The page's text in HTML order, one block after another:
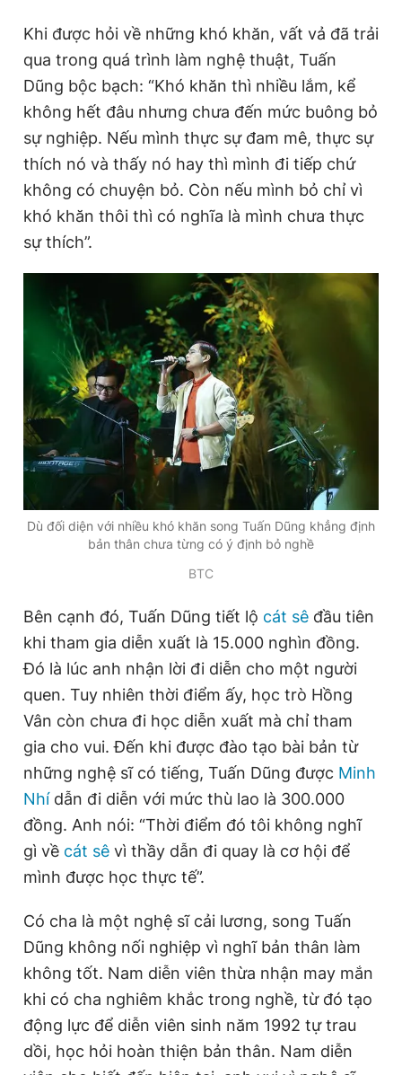
Khi được hỏi về những khó khăn, vất vả đã trải
qua trong quá trình làm nghệ thuật, Tuấn
Dũng bộc bạch: “Khó khăn thì nhiều lắm, kể
không hết đâu nhưng chưa đến mức buông bỏ
sự nghiệp. Nếu mình thực sự đam mê, thực sự
thích nó và thấy nó hay thì mình đi tiếp chứ
không có chuyện bỏ. Còn nếu mình bỏ chỉ vì
khó khăn thôi thì có nghĩa là mình chưa thực
sự thích”.
Dù đối diện với nhiều khó khăn song Tuấn Dũng khẳng định
bản thân chưa từng có ý định bỏ nghề
BTC
Bên cạnh đó, Tuấn Dũng tiết lộ cát sê đầu tiên
khi tham gia diễn xuất là 15.000 nghìn đồng.
Đó là lúc anh nhận lời đi diễn cho một người
quen. Tuy nhiên thời điểm ấy, học trò Hồng
Vân còn chưa đi học diễn xuất mà chỉ tham
gia cho vui. Đến khi được đào tạo bài bản từ
những nghệ sĩ có tiếng, Tuấn Dũng được Minh
Nhídẫn đi diễn với mức thù lao là 300.000
đồng. Anh nói: “Thời điểm đó tôi không nghĩ
gì về cát sê vì thầy dẫn đi quay là cơ hội để
mình được học thực tế”.
Có cha là một nghệ sĩ cải lương, song Tuấn
Dũng không nối nghiệp vì nghĩ bản thân làm
không tốt. Nam diễn viên thừa nhận may mắn
khi có cha nghiêm khắc trong nghề, từ đó tạo
động lực để diễn viên sinh năm 1992 tự trau
dồi, học hỏi hoàn thiện bản thân. Nam diễn